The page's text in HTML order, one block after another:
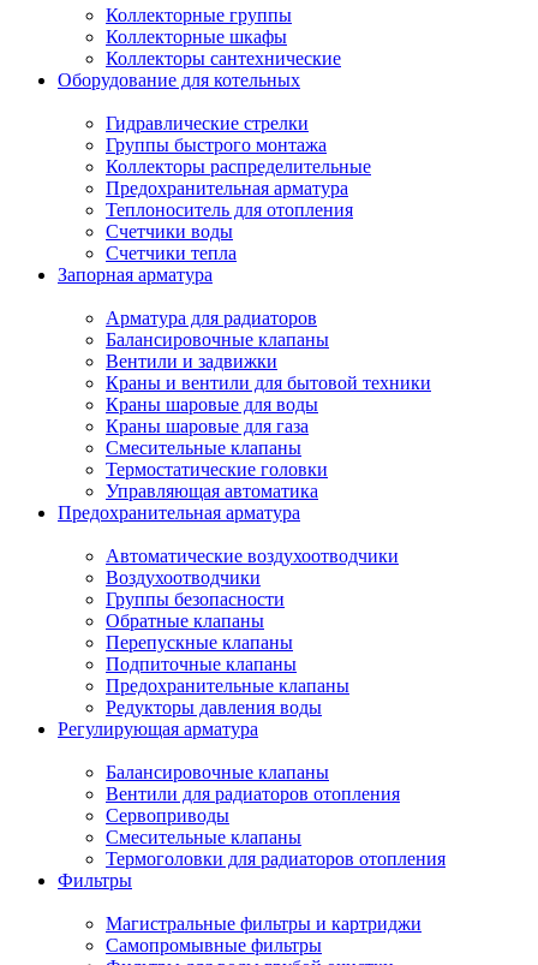
Коллекторные группы
Коллекторные шкафы
Коллекторы сантехнические
Оборудование для котельных
Гидравлические стрелки
Группы быстрого монтажа
Коллекторы распределительные
Предохранительная арматура
Теплоноситель для отопления
Счетчики воды
Счетчики тепла
Запорная арматура
Арматура для радиаторов
Балансировочные клапаны
Вентили и задвижки
Краны и вентили для бытовой техники
Краны шаровые для воды
Краны шаровые для газа
Смесительные клапаны
Термостатические головки
Управляющая автоматика
Предохранительная арматура
Автоматические воздухоотводчики
Воздухоотводчики
Группы безопасности
Обратные клапаны
Перепускные клапаны
Подпиточные клапаны
Предохранительные клапаны
Редукторы давления воды
Регулирующая арматура
Балансировочные клапаны
Вентили для радиаторов отопления
Сервоприводы
Смесительные клапаны
Термоголовки для радиаторов отопления
Фильтры
Магистральные фильтры и картриджи
Самопромывные фильтры